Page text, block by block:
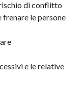
di conflitto
le persone
e le relative